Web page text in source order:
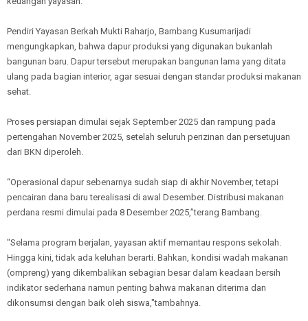
Pendiri Yayasan Berkah Mukti Raharjo, Bambang Kusumarijadi
mengungkapkan, bahwa dapur produksi yang digunakan bukanlah
bangunan baru. Dapur tersebut merupakan bangunan lama yang ditata
ulang pada bagian interior, agar sesuai dengan standar produksi makanan
sehat.
Proses persiapan dimulai sejak September 2025 dan rampung pada
pertengahan November 2025, setelah seluruh perizinan dan persetujuan
dari BKN diperoleh.
“Operasional dapur sebenarnya sudah siap di akhir November, tetapi
pencairan dana baru terealisasi di awal Desember. Distribusi makanan
perdana resmi dimulai pada 8 Desember 2025,”terang Bambang.
"Selama program berjalan, yayasan aktif memantau respons sekolah.
Hingga kini, tidak ada keluhan berarti. Bahkan, kondisi wadah makanan
(ompreng) yang dikembalikan sebagian besar dalam keadaan bersih
indikator sederhana namun penting bahwa makanan diterima dan
dikonsumsi dengan baik oleh siswa,"tambahnya.